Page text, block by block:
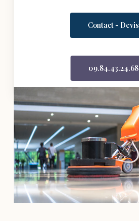
Contact - Devis
09.84.43.24.68